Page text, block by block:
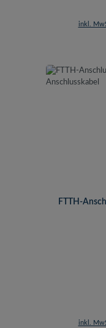
inkl.
FTTH-
inkl.